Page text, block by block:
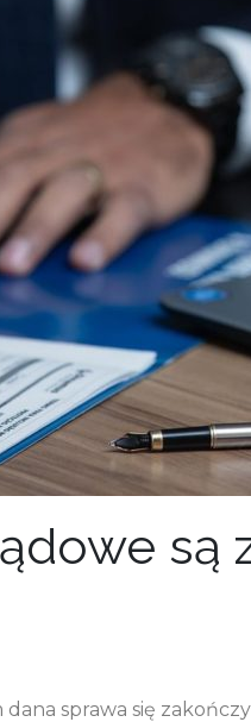
są
sprawa się